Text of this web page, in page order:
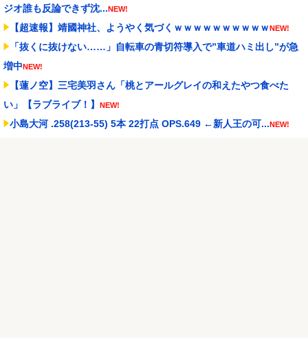
ジオ誰も反論できず沈...NEW!
【超速報】靖國神社、ようやく気づくｗｗｗｗｗｗｗｗｗｗNEW!
「抜くに抜けない……」自転車の青切符導入で”車道ハミ出し”が急
増中NEW!
【蓮ノ空】三宅美羽さん「桃とアールグレイの和えたやつ食べた
い」【ラブライブ！】
NEW!
小島大河 .258(213-55) 5本 22打点 OPS.649 ←新人王の可...NEW!